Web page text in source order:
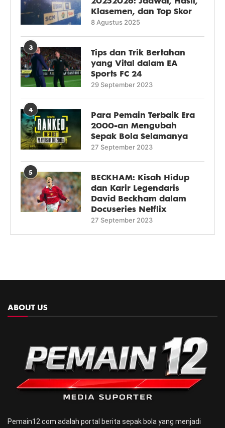
Klasemen, dan Top Skor
8 Agustus 2025
3
Tips dan Trik Bertahan
yang Vital dalam EA
Sports FC 24
29 September 2023
4
Para Pemain Terbaik Era
2000-an Mengubah
Sepak Bola Selamanya
27 September 2023
5
BECKHAM: Kisah Hidup
dan Karir Legendaris
David Beckham dalam
Docuseries Netflix
27 September 2023
ABOUT US
Pemain12.com adalah portal berita sepak bola yang menjadi